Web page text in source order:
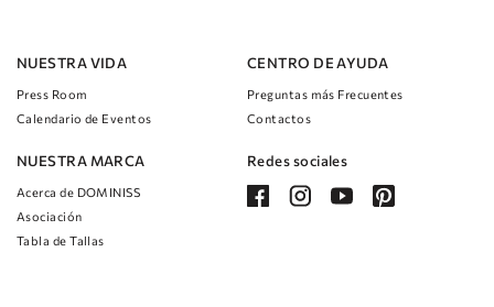
NUESTRA VIDA
Press Room
Calendario de Eventos
NUESTRA MARCA
Acerca de DOMINISS
Asociación
Tabla de Tallas
CENTRO DE AYUDA
Preguntas más Frecuentes
Contactos
Redes sociales